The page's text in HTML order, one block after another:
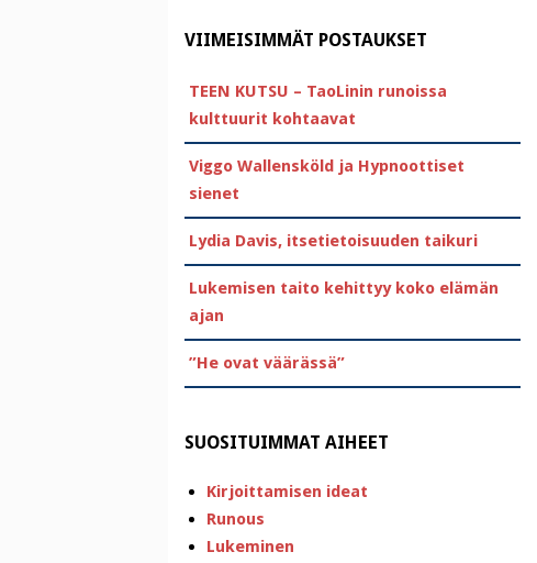
VIIMEISIMMÄT POSTAUKSET
TEEN KUTSU – TaoLinin runoissa
kulttuurit kohtaavat
Viggo Wallensköld ja Hypnoottiset
sienet
Lydia Davis, itsetietoisuuden taikuri
Lukemisen taito kehittyy koko elämän
ajan
”He ovat väärässä”
SUOSITUIMMAT AIHEET
Kirjoittamisen ideat
Runous
Lukeminen